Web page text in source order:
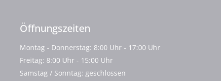
Öffnungszeiten
Montag - Donnerstag: 8:00 Uhr - 17:00 Uhr
Freitag: 8:00 Uhr - 15:00 Uhr
Samstag / Sonntag: geschlossen